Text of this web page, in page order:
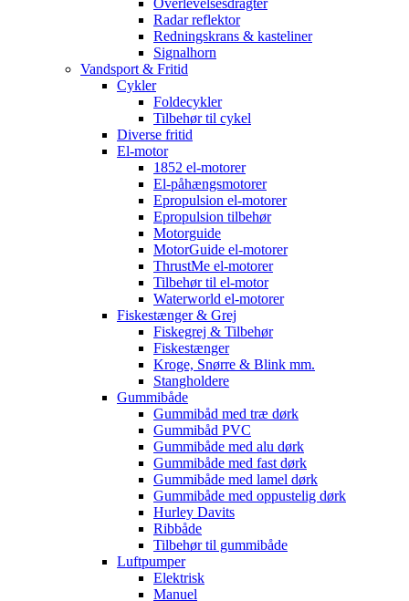
Overlevelsesdragter
Radar reflektor
Redningskrans & kasteliner
Signalhorn
Vandsport & Fritid
Cykler
Foldecykler
Tilbehør til cykel
Diverse fritid
El-motor
1852 el-motorer
El-påhængsmotorer
Epropulsion el-motorer
Epropulsion tilbehør
Motorguide
MotorGuide el-motorer
ThrustMe el-motorer
Tilbehør til el-motor
Waterworld el-motorer
Fiskestænger & Grej
Fiskegrej & Tilbehør
Fiskestænger
Kroge, Snørre & Blink mm.
Stangholdere
Gummibåde
Gummibåd med træ dørk
Gummibåd PVC
Gummibåde med alu dørk
Gummibåde med fast dørk
Gummibåde med lamel dørk
Gummibåde med oppustelig dørk
Hurley Davits
Ribbåde
Tilbehør til gummibåde
Luftpumper
Elektrisk
Manuel